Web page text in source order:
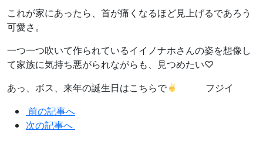
これが家にあったら、首が痛くなるほど見上げるであろう
可愛さ。
一つ一つ吹いて作られているイイノナホさんの姿を想像し
て家族に気持ち悪がられながらも、見つめたい♡
あっ、ボス、来年の誕生日はこちらで
フジイ
前の記事へ
次の記事へ